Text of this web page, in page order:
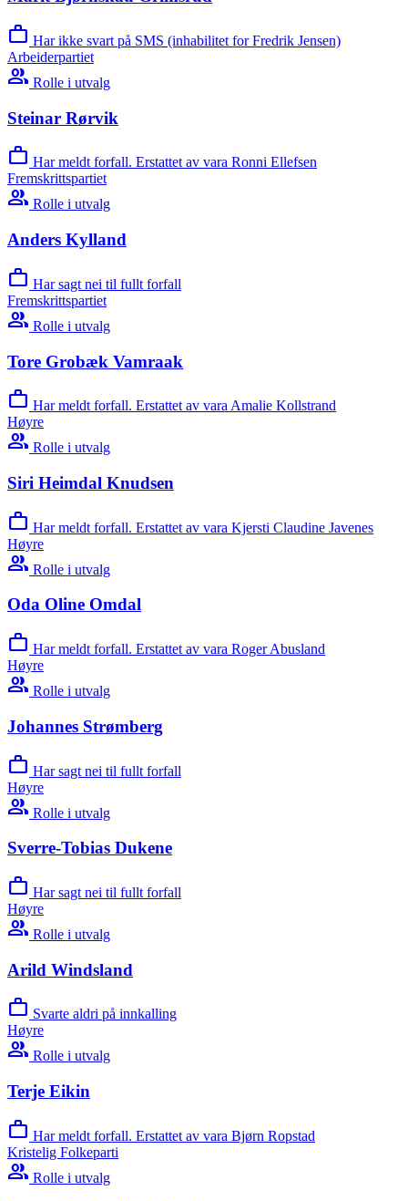
work Har ikke svart på SMS (inhabilitet for Fredrik Jensen)
Arbeiderpartiet
group Rolle i utvalg
Steinar Rørvik
work Har meldt forfall. Erstattet av vara Ronni Ellefsen
Fremskrittspartiet
group Rolle i utvalg
Anders Kylland
work Har sagt nei til fullt forfall
Fremskrittspartiet
group Rolle i utvalg
Tore Grobæk Vamraak
work Har meldt forfall. Erstattet av vara Amalie Kollstrand
Høyre
group Rolle i utvalg
Siri Heimdal Knudsen
work Har meldt forfall. Erstattet av vara Kjersti Claudine Javenes
Høyre
group Rolle i utvalg
Oda Oline Omdal
work Har meldt forfall. Erstattet av vara Roger Abusland
Høyre
group Rolle i utvalg
Johannes Strømberg
work Har sagt nei til fullt forfall
Høyre
group Rolle i utvalg
Sverre-Tobias Dukene
work Har sagt nei til fullt forfall
Høyre
group Rolle i utvalg
Arild Windsland
work Svarte aldri på innkalling
Høyre
group Rolle i utvalg
Terje Eikin
work Har meldt forfall. Erstattet av vara Bjørn Ropstad
Kristelig Folkeparti
group Rolle i utvalg